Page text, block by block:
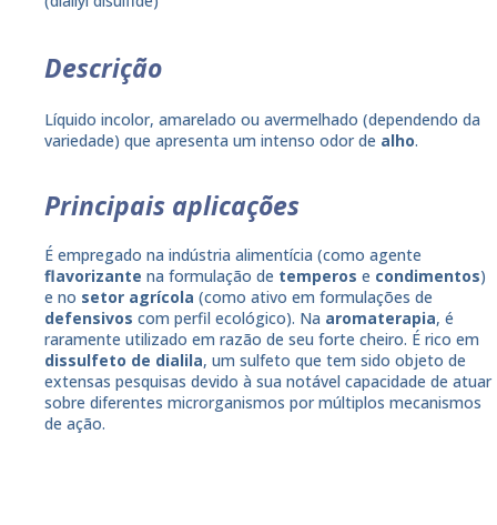
Descrição
Líquido incolor, amarelado ou avermelhado (dependendo da
variedade) que apresenta um intenso odor de alho.
Principais aplicações
É empregado na indústria alimentícia (como agente
flavorizante na formulação de temperos e condimentos)
e no setor agrícola (como ativo em formulações de
defensivos com perfil ecológico). Na aromaterapia, é
raramente utilizado em razão de seu forte cheiro. É rico em
dissulfeto de dialila, um sulfeto que tem sido objeto de
extensas pesquisas devido à sua notável capacidade de atuar
sobre diferentes microrganismos por múltiplos mecanismos
de ação.